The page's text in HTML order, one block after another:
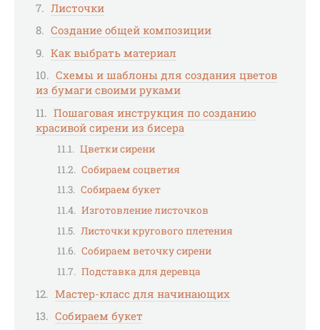
Листочки
Создание общей композиции
Как выбрать материал
Схемы и шаблоны для создания цветов
из бумаги своими руками
Пошаговая инструкция по созданию
красивой сирени из бисера
Цветки сирени
Собираем соцветия
Собираем букет
Изготовление листочков
Листочки кругового плетения
Собираем веточку сирени
Подставка для деревца
Мастер-класс для начинающих
Собираем букет